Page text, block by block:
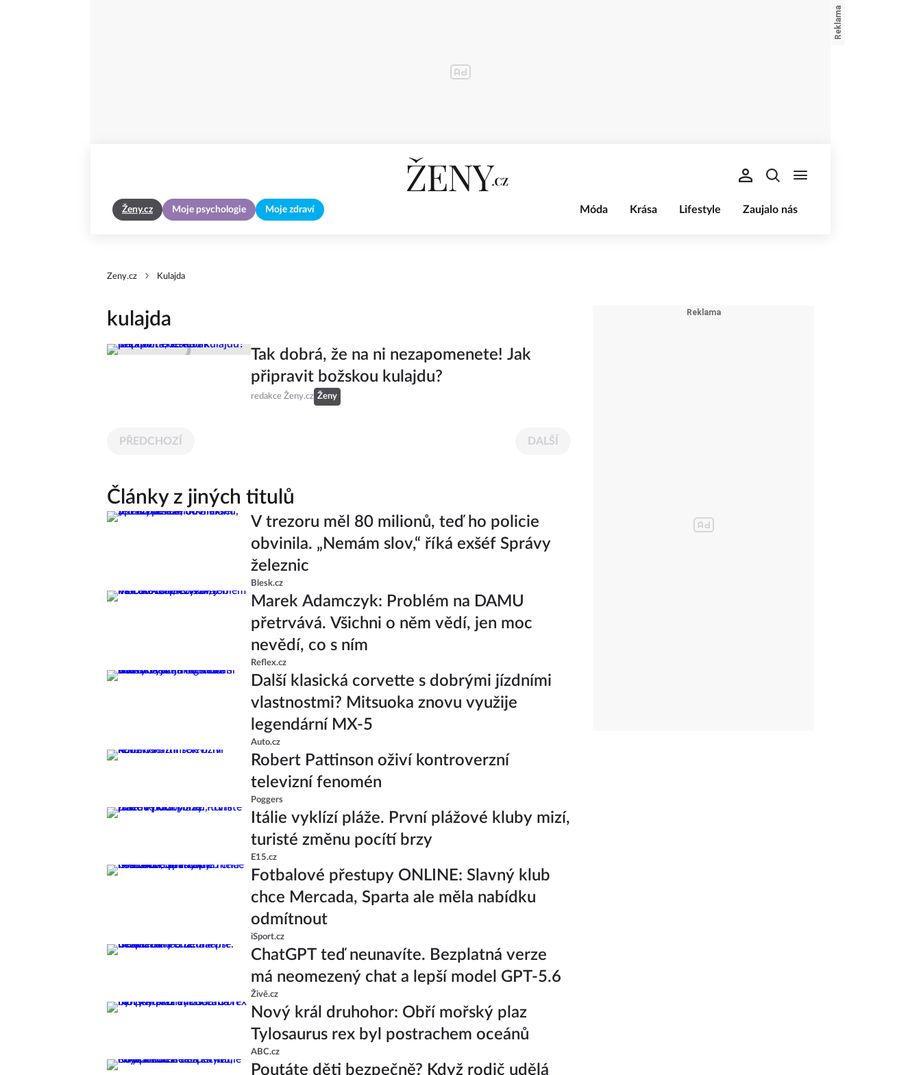
Ženy.cz Moje psychologie Moje zdraví Móda Krása Lifestyle Zaujalo nás
Zeny.cz Kulajda
kulajda
Tak dobrá, že na ni nezapomenete! Jak
připravit božskou kulajdu?
redakce Ženy.cz Ženy
PŘEDCHOZÍ DALŠÍ
Články z jiných titulů
V trezoru měl 80 milionů, teď ho policie
obvinila. „Nemám slov,“ říká exšéf Správy
železnic
Blesk.cz
Marek Adamczyk: Problém na DAMU
přetrvává. Všichni o něm vědí, jen moc
nevědí, co s ním
Reflex.cz
Další klasická corvette s dobrými jízdními
vlastnostmi? Mitsuoka znovu využije
legendární MX-5
Auto.cz
Robert Pattinson oživí kontroverzní
televizní fenomén
Poggers
Itálie vyklízí pláže. První plážové kluby mizí,
turisté změnu pocítí brzy
E15.cz
Fotbalové přestupy ONLINE: Slavný klub
chce Mercada, Sparta ale měla nabídku
odmítnout
iSport.cz
ChatGPT teď neunavíte. Bezplatná verze
má neomezený chat a lepší model GPT-5.6
Živě.cz
Nový král druhohor: Obří mořský plaz
Tylosaurus rex byl postrachem oceánů
ABC.cz
Poutáte děti bezpečně? Když rodič udělá